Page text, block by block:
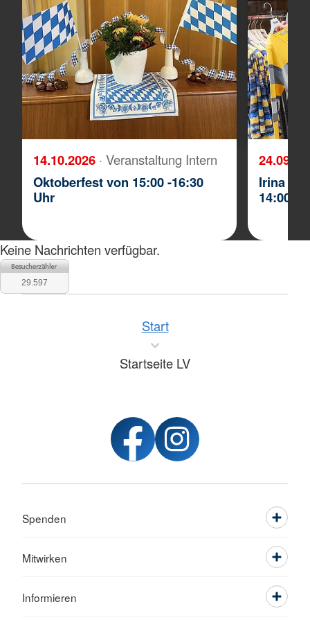
14.10.2026 · Veranstaltung Intern
Oktoberfest von 15:00 -16:30
Uhr
Irina
14:00 -
Keine Nachrichten verfügbar.
29.597
Start
Startseite LV
Spenden
Mitwirken
Informieren